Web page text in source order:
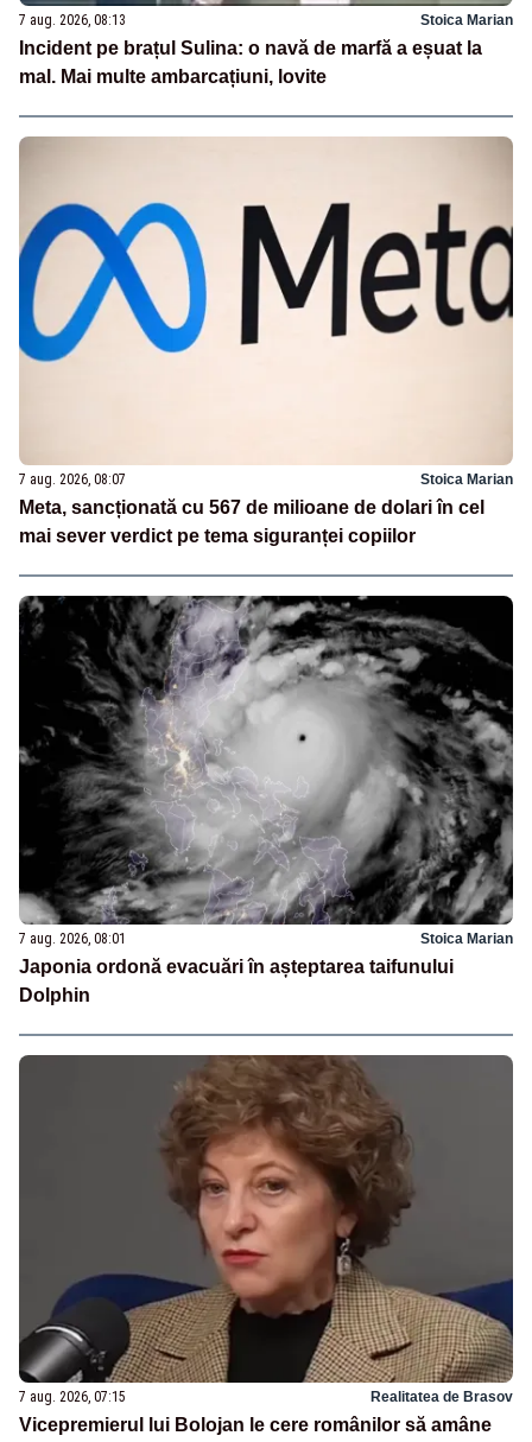
7 aug. 2026, 08:13 Stoica Marian
Incident pe brațul Sulina: o navă de marfă a eșuat la
mal. Mai multe ambarcațiuni, lovite
7 aug. 2026, 08:07 Stoica Marian
Meta, sancționată cu 567 de milioane de dolari în cel
mai sever verdict pe tema siguranței copiilor
7 aug. 2026, 08:01 Stoica Marian
Japonia ordonă evacuări în așteptarea taifunului
Dolphin
7 aug. 2026, 07:15 Realitatea de Brasov
Vicepremierul lui Bolojan le cere românilor să amâne